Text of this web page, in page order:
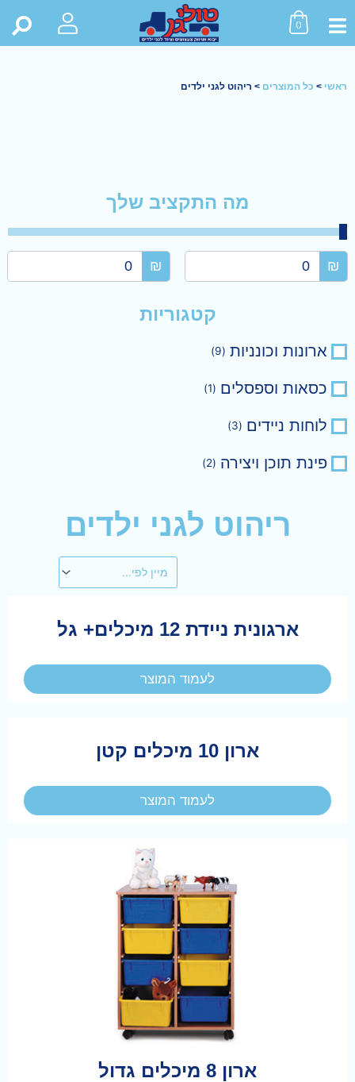
0
ראשי > כל המוצרים > ריהוט לגני ילדים
מה התקציב שלך
₪
₪
קטגוריות
ארונות וכונניות (
9
)
כסאות וספסלים (
1
)
לוחות ניידים (
3
)
פינת תוכן ויצירה (
2
)
ריהוט לגני ילדים
ארגונית ניידת 12 מיכלים+ גל
לעמוד המוצר
ארון 10 מיכלים קטן
לעמוד המוצר
ארון 8 מיכלים גדול